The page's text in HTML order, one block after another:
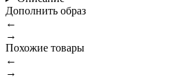
Дополнить образ
←
→
Похожие товары
←
→